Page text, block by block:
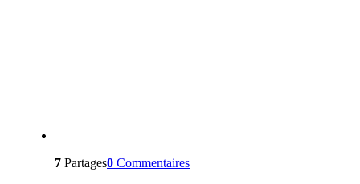
7 Partages0 Commentaires